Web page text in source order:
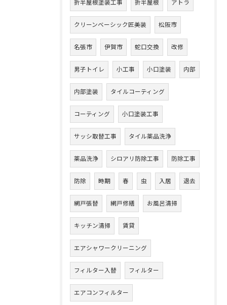
折半屋根塗装工事 折半屋根 アトラ
クリーンベーシック匠美装 松阪市
名張市 伊賀市 蛇口交換 改修
男子トイレ 小工事 小口塗装 内部
内部塗装 タイルコーティング
コーティング 小口塗装工事
サッシ取替工事 タイル薬品洗浄
薬品洗浄 シロアリ防除工事 防除工事
防除 時期 春 虫 入居 退去
網戸張替 網戸修繕 お風呂清掃
キッチン清掃 賃貸
エアシャワークリーニング
フィルター入替 フィルター
エアコンフィルター